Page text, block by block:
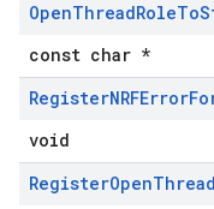
OpenThreadRoleTo
const char *
RegisterNRFError
void
RegisterOpenThread